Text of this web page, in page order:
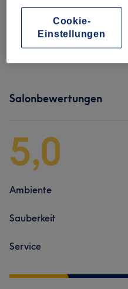
🤰 Massage Für Schwangere
🪵 Maderotherapie (1)
Salonbewertungen
5,0
Ambiente
Sauberkeit
Service
Cookie-
Einstellungen